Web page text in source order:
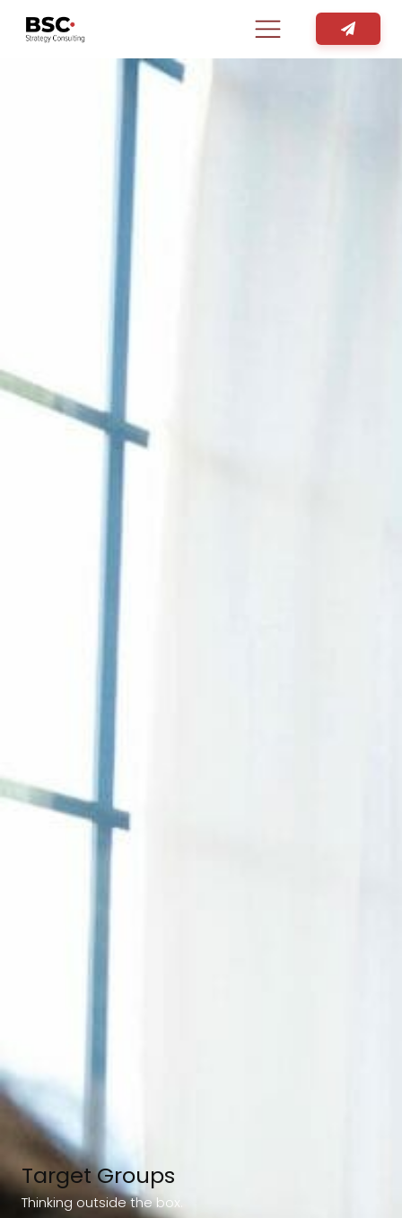
Target Groups
Thinking outside the box.